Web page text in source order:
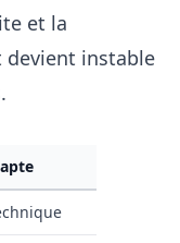
et la
instable